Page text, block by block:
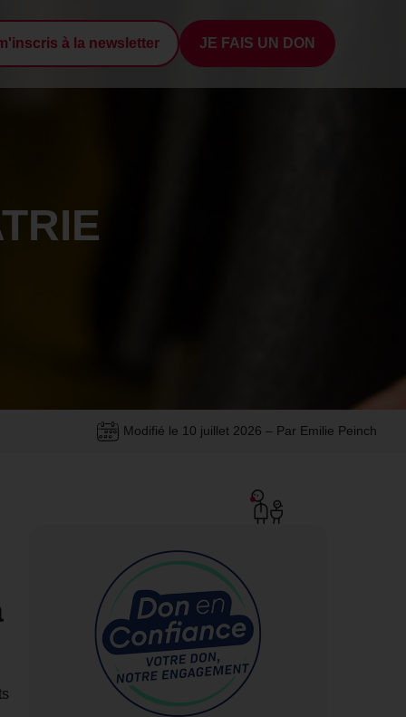
à la newsletter
JE FAIS UN DON
Modifié le 10 juillet 2026 – Par Emilie Peinch